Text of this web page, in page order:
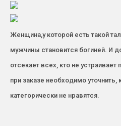
Женщина,у которой есть такой
мужчины становится богиней. И
отсекает всех, кто не
при заказе необходимо уточнить,
категорически не нравятся.